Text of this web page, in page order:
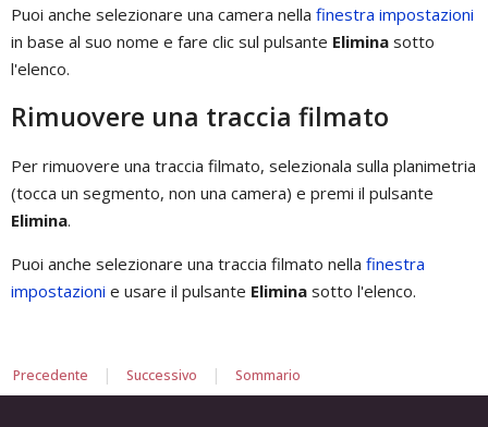
Puoi anche selezionare una camera nella finestra impostazioni
in base al suo nome e fare clic sul pulsante Elimina sotto
l'elenco.
Rimuovere una traccia filmato
Per rimuovere una traccia filmato, selezionala sulla planimetria
(tocca un segmento, non una camera) e premi il pulsante
Elimina.
Puoi anche selezionare una traccia filmato nella finestra
impostazioni e usare il pulsante Elimina sotto l'elenco.
Precedente | Successivo | Sommario